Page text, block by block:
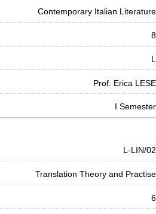
Contemporary Italian Literature
8
L
Prof. Erica LESE
I Semester
L-LIN/02
Translation Theory and Practise
6